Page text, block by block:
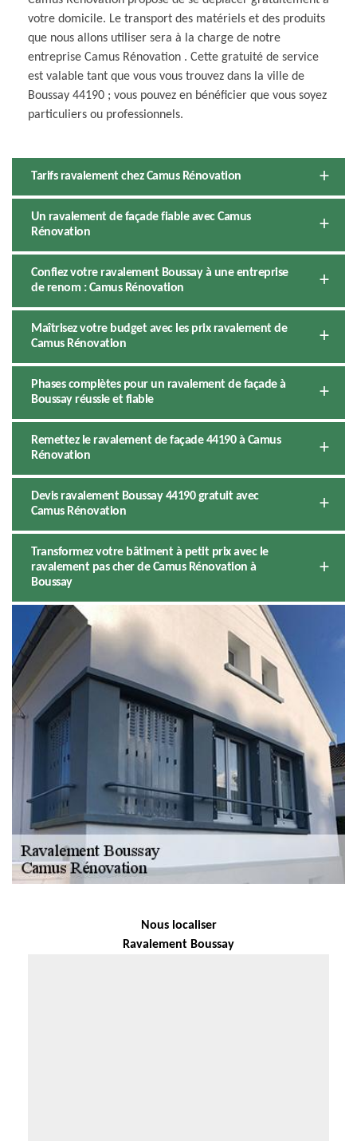
votre domicile. Le transport des matériels et des produits
que nous allons utiliser sera à la charge de notre
entreprise Camus Rénovation . Cette gratuité de service
est valable tant que vous vous trouvez dans la ville de
Boussay 44190 ; vous pouvez en bénéficier que vous soyez
particuliers ou professionnels.
Tarifs ravalement chez Camus Rénovation
Un ravalement de façade fiable avec Camus
Rénovation
Confiez votre ravalement Boussay à une entreprise
de renom : Camus Rénovation
Maîtrisez votre budget avec les prix ravalement de
Camus Rénovation
Phases complètes pour un ravalement de façade à
Boussay réussie et fiable
Remettez le ravalement de façade 44190 à Camus
Rénovation
Devis ravalement Boussay 44190 gratuit avec
Camus Rénovation
Transformez votre bâtiment à petit prix avec le
ravalement pas cher de Camus Rénovation à
Boussay
Nous localiser
Ravalement Boussay